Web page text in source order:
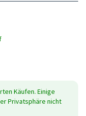
Käufen. Einige
Privatsphäre nicht